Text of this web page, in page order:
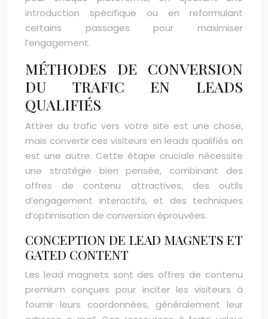
introduction spécifique ou en reformulant
certains passages pour maximiser
l’engagement.
MÉTHODES DE CONVERSION
DU TRAFIC EN LEADS
QUALIFIÉS
Attirer du trafic vers votre site est une chose,
mais convertir ces visiteurs en leads qualifiés en
est une autre. Cette étape cruciale nécessite
une stratégie bien pensée, combinant des
offres de contenu attractives, des outils
d’engagement interactifs, et des techniques
d’optimisation de conversion éprouvées.
CONCEPTION DE LEAD MAGNETS ET
GATED CONTENT
Les lead magnets sont des offres de contenu
premium conçues pour inciter les visiteurs à
fournir leurs coordonnées, généralement leur